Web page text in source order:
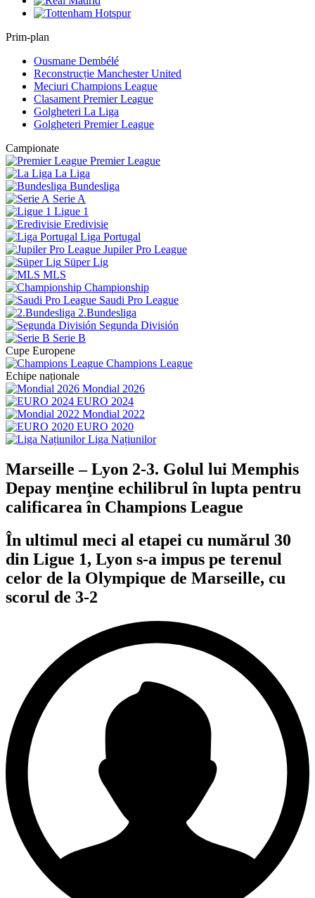
Prim-plan
Ousmane Dembélé
Reconstrucție Manchester United
Meciuri Champions League
Clasament Premier League
Golgheteri La Liga
Golgheteri Premier League
Campionate
Premier League
La Liga
Bundesliga
Serie A
Ligue 1
Eredivisie
Liga Portugal
Jupiler Pro League
Süper Lig
MLS
Championship
Saudi Pro League
2.Bundesliga
Segunda División
Serie B
Cupe Europene
Champions League
Echipe naționale
Mondial 2026
EURO 2024
Mondial 2022
EURO 2020
Liga Națiunilor
Marseille – Lyon 2-3. Golul lui Memphis
Depay menţine echilibrul în lupta pentru
calificarea în Champions League
În ultimul meci al etapei cu numărul 30
din Ligue 1, Lyon s-a impus pe terenul
celor de la Olympique de Marseille, cu
scorul de 3-2